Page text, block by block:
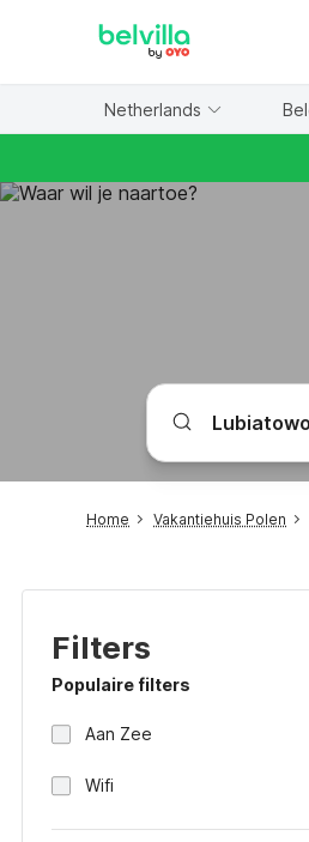
Netherlands
Home Vakantiehuis Polen
Filters
Populaire filters
Aan Zee
Wifi